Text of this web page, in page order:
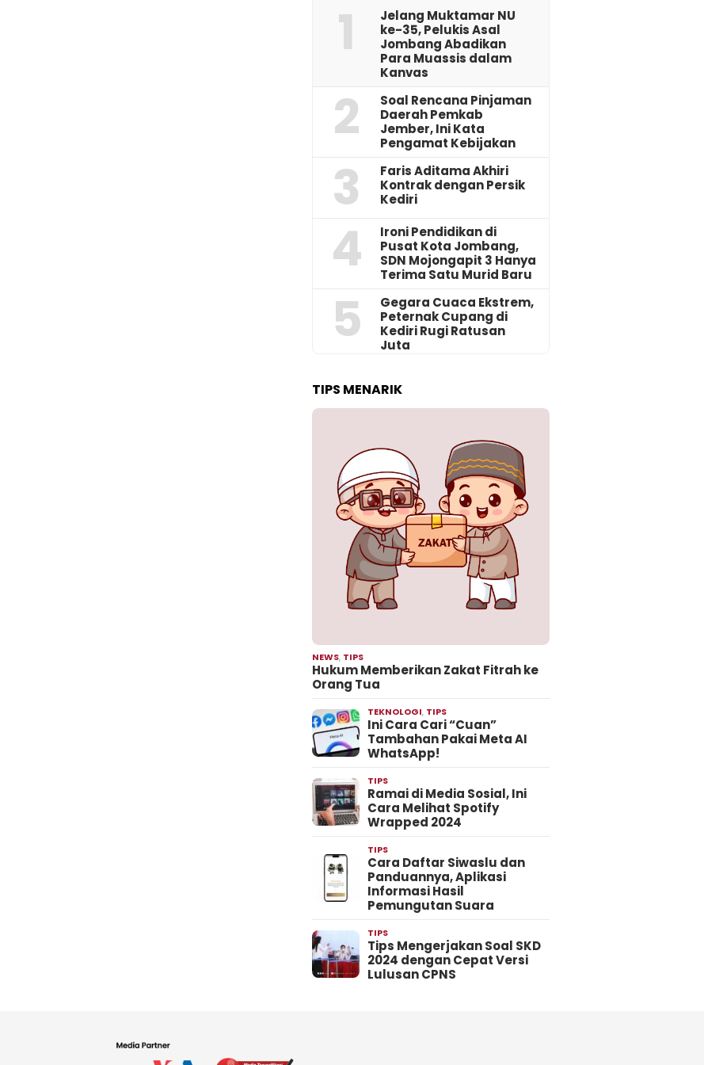
1
Jelang Muktamar NU
ke-35, Pelukis Asal
Jombang Abadikan
Para Muassis dalam
Kanvas
2
‎Soal Rencana Pinjaman
Daerah Pemkab
Jember, Ini Kata
Pengamat Kebijakan ‎
3
Faris Aditama Akhiri
Kontrak dengan Persik
Kediri
4
Ironi Pendidikan di
Pusat Kota Jombang,
SDN Mojongapit 3 Hanya
Terima Satu Murid Baru
5
‎Gegara Cuaca Ekstrem,
Peternak Cupang di
Kediri Rugi Ratusan
Juta
TIPS MENARIK
NEWS, TIPS
Hukum Memberikan Zakat Fitrah ke
Orang Tua
TEKNOLOGI, TIPS
Ini Cara Cari “Cuan”
Tambahan Pakai Meta AI
WhatsApp!
TIPS
Ramai di Media Sosial, Ini
Cara Melihat Spotify
Wrapped 2024
TIPS
Cara Daftar Siwaslu dan
Panduannya, Aplikasi
Informasi Hasil
Pemungutan Suara
TIPS
Tips Mengerjakan Soal SKD
2024 dengan Cepat Versi
Lulusan CPNS